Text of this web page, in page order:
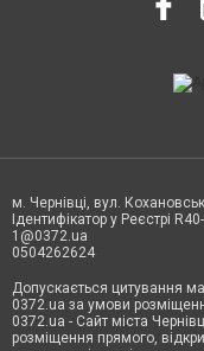
м. Чернівці, вул.
Ідентифікатор у Реєстрі
1@0372.ua
0504262624
Допускається цитування
0372.ua за умови
0372.ua - Сайт міста
розміщення прямого,